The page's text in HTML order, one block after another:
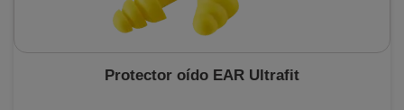
Protector oído EAR Ultrafit